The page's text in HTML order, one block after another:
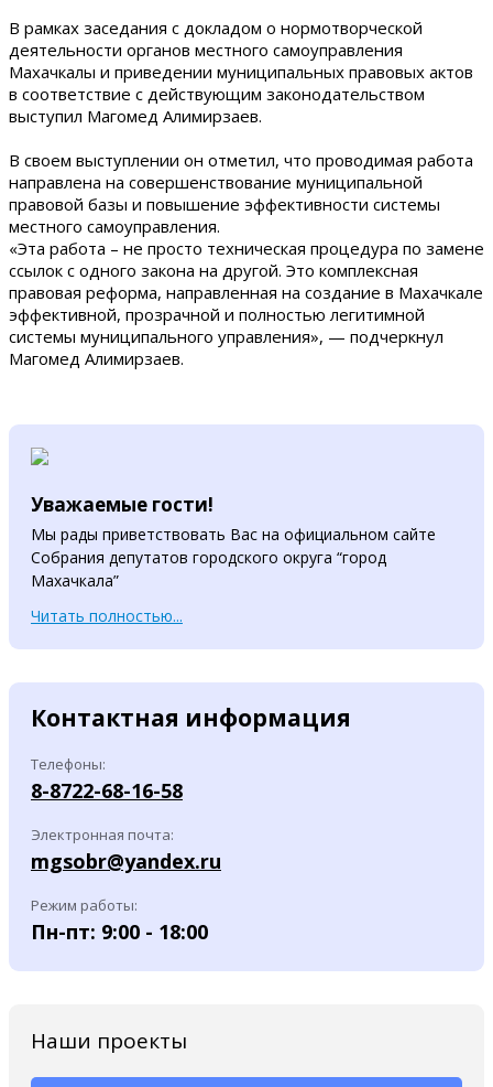
В рамках заседания с докладом о нормотворческой
деятельности органов местного самоуправления
Махачкалы и приведении муниципальных правовых актов
в соответствие с действующим законодательством
выступил Магомед Алимирзаев.
В своем выступлении он отметил, что проводимая работа
направлена на совершенствование муниципальной
правовой базы и повышение эффективности системы
местного самоуправления.
«Эта работа – не просто техническая процедура по замене
ссылок с одного закона на другой. Это комплексная
правовая реформа, направленная на создание в Махачкале
эффективной, прозрачной и полностью легитимной
системы муниципального управления», — подчеркнул
Магомед Алимирзаев.
Уважаемые гости!
Мы рады приветствовать Вас на официальном сайте
Собрания депутатов городского округа “город
Махачкала”
Читать полностью...
Контактная информация
Телефоны:
8-8722-68-16-58
Электронная почта:
mgsobr@yandex.ru
Режим работы:
Пн-пт: 9:00 - 18:00
Наши проекты